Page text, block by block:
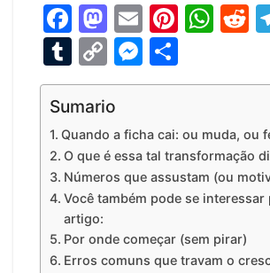
F
a
c
e
b
o
o
k
M
a
st
o
d
o
n
E
m
ai
Pi
er
st
W
at
A
p
p
R
d
t
T
u
m
bl
r
C
o
p
y
Li
n
M
e
s
e
n
er
h
e
Sumario
Quando a ficha cai: ou muda, ou
O que é essa tal transformação
Números que assustam (ou
Você também pode se interessar
artigo:
Por onde começar (sem pirar)
Erros comuns que travam o